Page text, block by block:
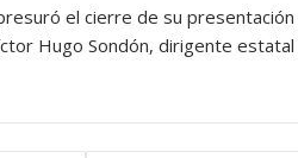
el cierre de su
Hugo Sondón, dirigente estatal